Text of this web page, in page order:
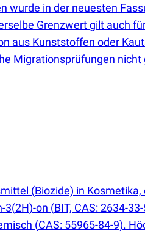
in der neuesten
Grenzwert gilt auch
aus Kunststoffen oder
Migrationsprüfungen
(Biozide) in
3(2H)-on (BIT, CAS: 2634-
(CAS: 55965-84-9).